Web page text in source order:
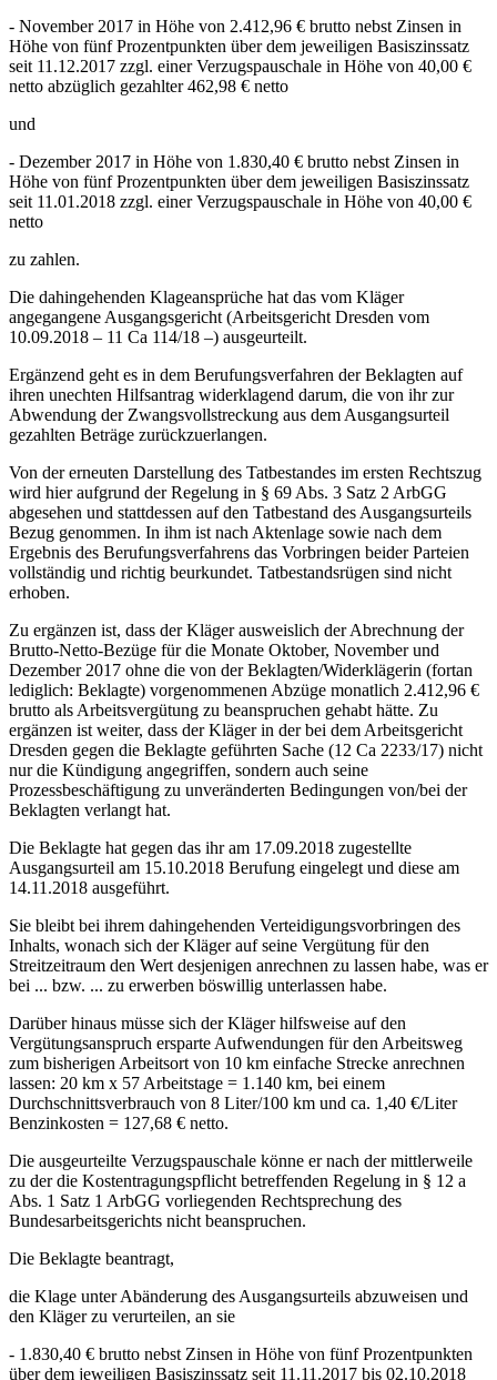
- November 2017 in Höhe von 2.412,96 € brutto nebst Zinsen in
Höhe von fünf Prozentpunkten über dem jeweiligen Basiszinssatz
seit 11.12.2017 zzgl. einer Verzugspauschale in Höhe von 40,00 €
netto abzüglich gezahlter 462,98 € netto
und
- Dezember 2017 in Höhe von 1.830,40 € brutto nebst Zinsen in
Höhe von fünf Prozentpunkten über dem jeweiligen Basiszinssatz
seit 11.01.2018 zzgl. einer Verzugspauschale in Höhe von 40,00 €
netto
zu zahlen.
Die dahingehenden Klageansprüche hat das vom Kläger
angegangene Ausgangsgericht (Arbeitsgericht Dresden vom
10.09.2018 – 11 Ca 114/18 –) ausgeurteilt.
Ergänzend geht es in dem Berufungsverfahren der Beklagten auf
ihren unechten Hilfsantrag widerklagend darum, die von ihr zur
Abwendung der Zwangsvollstreckung aus dem Ausgangsurteil
gezahlten Beträge zurückzuerlangen.
Von der erneuten Darstellung des Tatbestandes im ersten Rechtszug
wird hier aufgrund der Regelung in § 69 Abs. 3 Satz 2 ArbGG
abgesehen und stattdessen auf den Tatbestand des Ausgangsurteils
Bezug genommen. In ihm ist nach Aktenlage sowie nach dem
Ergebnis des Berufungsverfahrens das Vorbringen beider Parteien
vollständig und richtig beurkundet. Tatbestandsrügen sind nicht
erhoben.
Zu ergänzen ist, dass der Kläger ausweislich der Abrechnung der
Brutto-Netto-Bezüge für die Monate Oktober, November und
Dezember 2017 ohne die von der Beklagten/Widerklägerin (fortan
lediglich: Beklagte) vorgenommenen Abzüge monatlich 2.412,96 €
brutto als Arbeitsvergütung zu beanspruchen gehabt hätte. Zu
ergänzen ist weiter, dass der Kläger in der bei dem Arbeitsgericht
Dresden gegen die Beklagte geführten Sache (12 Ca 2233/17) nicht
nur die Kündigung angegriffen, sondern auch seine
Prozessbeschäftigung zu unveränderten Bedingungen von/bei der
Beklagten verlangt hat.
Die Beklagte hat gegen das ihr am 17.09.2018 zugestellte
Ausgangsurteil am 15.10.2018 Berufung eingelegt und diese am
14.11.2018 ausgeführt.
Sie bleibt bei ihrem dahingehenden Verteidigungsvorbringen des
Inhalts, wonach sich der Kläger auf seine Vergütung für den
Streitzeitraum den Wert desjenigen anrechnen zu lassen habe, was er
bei ... bzw. ... zu erwerben böswillig unterlassen habe.
Darüber hinaus müsse sich der Kläger hilfsweise auf den
Vergütungsanspruch ersparte Aufwendungen für den Arbeitsweg
zum bisherigen Arbeitsort von 10 km einfache Strecke anrechnen
lassen: 20 km x 57 Arbeitstage = 1.140 km, bei einem
Durchschnittsverbrauch von 8 Liter/100 km und ca. 1,40 €/Liter
Benzinkosten = 127,68 € netto.
Die ausgeurteilte Verzugspauschale könne er nach der mittlerweile
zu der die Kostentragungspflicht betreffenden Regelung in § 12 a
Abs. 1 Satz 1 ArbGG vorliegenden Rechtsprechung des
Bundesarbeitsgerichts nicht beanspruchen.
Die Beklagte beantragt,
die Klage unter Abänderung des Ausgangsurteils abzuweisen und
den Kläger zu verurteilen, an sie
- 1.830,40 € brutto nebst Zinsen in Höhe von fünf Prozentpunkten
über dem jeweiligen Basiszinssatz seit 11.11.2017 bis 02.10.2018